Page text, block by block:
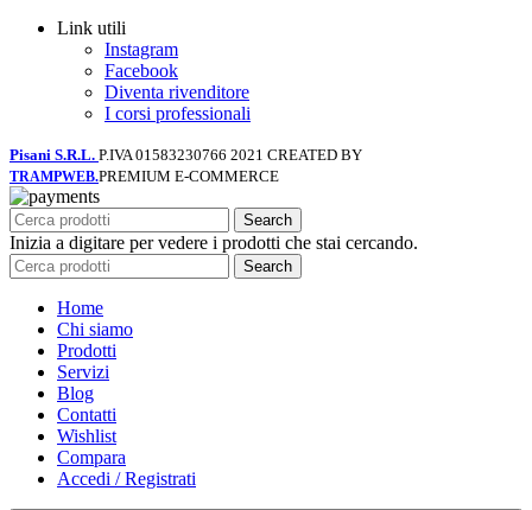
Link utili
Instagram
Facebook
Diventa rivenditore
I corsi professionali
Pisani S.R.L. P.IVA 01583230766 2021 CREATED BY
TRAMPWEB.PREMIUM E-COMMERCE
Search
Inizia a digitare per vedere i prodotti che stai cercando.
Search
Home
Chi siamo
Prodotti
Servizi
Blog
Contatti
Wishlist
Compara
Accedi / Registrati